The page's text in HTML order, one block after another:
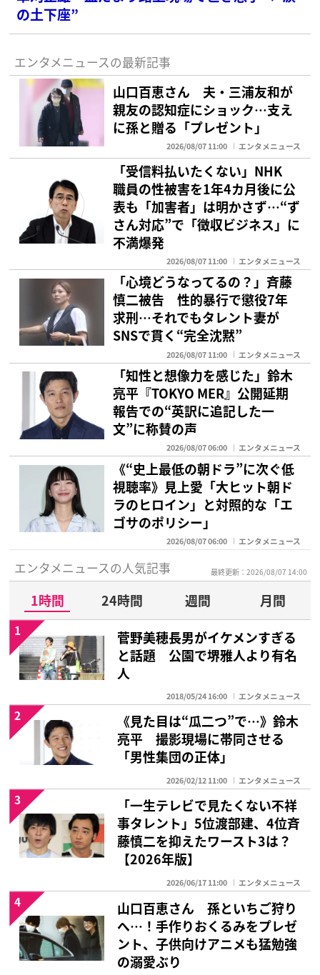
の土下座”
エンタメニュースの最新記事
山口百恵さん 夫・三浦友和が
親友の認知症にショック…支え
に孫と贈る「プレゼント」
2026/08/07 11:00 エンタメニュース
「受信料払いたくない」NHK
職員の性被害を1年4カ月後に公
表も「加害者」は明かさず…“ず
さん対応”で「徴収ビジネス」に
不満爆発
2026/08/07 11:00 エンタメニュース
「心境どうなってるの？」斉藤
慎二被告 性的暴行で懲役7年
求刑…それでもタレント妻が
SNSで貫く“完全沈黙”
2026/08/07 11:00 エンタメニュース
「知性と想像力を感じた」鈴木
亮平『TOKYO MER』公開延期
報告での“英訳に追記した一
文”に称賛の声
2026/08/07 06:00 エンタメニュース
《“史上最低の朝ドラ”に次ぐ低
視聴率》見上愛「大ヒット朝ド
ラのヒロイン」と対照的な「エ
ゴサのポリシー」
2026/08/07 06:00 エンタメニュース
エンタメニュースの人気記事 最終更新：2026/08/07 14:00
1時間 24時間 週間
月間
菅野美穂長男がイケメンすぎる
と話題 公園で堺雅人より有名
人
2018/05/24 16:00 エンタメニュース
1
《見た目は“瓜二つ”で…》鈴木
亮平 撮影現場に帯同させる
「男性集団の正体」
2026/02/12 11:00 エンタメニュース
2
「一生テレビで見たくない不祥
事タレント」5位渡部建、4位斉
藤慎二を抑えたワースト3は？
【2026年版】
2026/06/17 11:00 エンタメニュース
3
山口百恵さん 孫といちご狩り
へ…！手作りおくるみをプレゼ
ント、子供向けアニメも猛勉強
の溺愛ぶり
4